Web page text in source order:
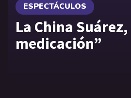
ESPECTÁCULOS
La China
medicación”